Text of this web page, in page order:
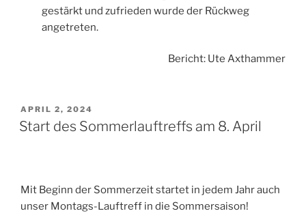
gestärkt und zufrieden wurde der Rückweg
angetreten.
Bericht: Ute Axthammer
VERÖFFENTLICHT
AM
APRIL 2, 2024
Start des Sommerlauftreffs am 8. April
Mit Beginn der Sommerzeit startet in jedem Jahr auch
unser Montags-Lauftreff in die Sommersaison!